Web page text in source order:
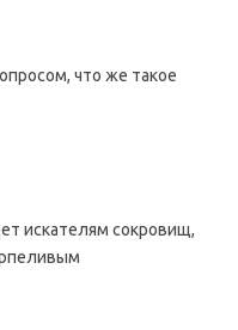
что же такое
искателям сокровищ,